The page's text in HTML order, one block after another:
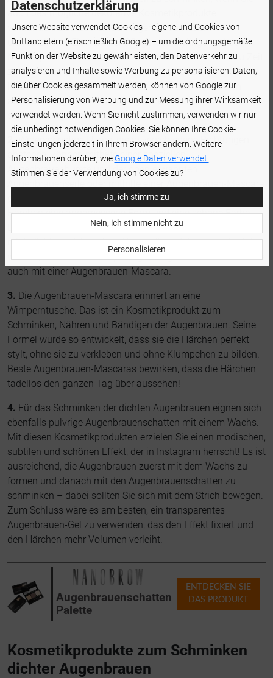
auch bestmögliche dekorative Kosmetikprodukte
verwenden. Das Zupfen der Augenbrauen ist ein
unersetzliches Element der Pflege, des Stylings und des
Make-ups. Es ist sinnvoll, eine Kosmetikerin von Zeit zu Zeit
zu besuchen und die Augenbrauen professionell formen zu
lassen. Im Alltag können Sie einzelne Härchen, die sich
außer der Augenbrauenbogengrenzen befinden,
selbstständig ausreißen.
2.Widerspenstige Haare, die in verschiedene Richtungen
abstehen, können mithilfe einer speziellen
Augenbrauenbürste und der oben erwähnten
gebändigt werden. Auf diese Art und Weise bekommen die
Härchen eine angemessene Form und eine schöne Farbe.
Die mit einer Augenbrauenseife bedeckten Härchen können
mit beliebigen dekorativen Kosmetikprodukten geschminkt
werden, d. h. sowohl mit pulvrigen Augenbrauenschatten als
auch mit einer Augenbrauen-Mascara.
3. Die Augenbrauen-Mascara erinnert an eine
Wimperntusche. Das ist ein Kosmetikprodukt zum
Schminken, Nähren und Bändigen der Augenbrauen. Seine
Formel wurde so entwickelt, dass sie die Härchen perfekt
stylt, ohne sie zu verkleben und ohne Klümpchen zu bilden.
Beste Augenbrauen-Mascaras bewirken, dass die Härchen
tadellos den ganzen Tag über aussehen!
4. Für das Schminken der dichten Augenbrauen eignen sich
ebenfalls pulvrige Augenbrauenschatten mit einem Wachs.
Mit diesen Kosmetikprodukten erzielen Sie einen modischen,
subtilen und schönen Effekt, der in Instagram herrscht! Es ist
ausreichend, die Augenbrauen zuerst mit dem Wachs zu
formen und danach mit den Augenbrauenschatten zu
schminken – dabei sollten Sie sich mit dem Strich bewegen.
Zum Schluss wäre es am besten, ein transparentes
Augenbrauen-Gel zu verwenden, das den Effekt fixiert und
den Härchen mehr Volumen verleiht.
Augenbrauenschatten
Palette
ENTDECKEN SIE
DAS PRODUKT
Kosmetikprodukte zum Schminken
dichter Augenbrauen
Datenschutzerklärung
Unsere Website verwendet Cookies – eigene und Cookies von
Drittanbietern (einschließlich Google) – um die ordnungsgemäße
Funktion der Website zu gewährleisten, den Datenverkehr zu
analysieren und Inhalte sowie Werbung zu personalisieren. Daten,
die über Cookies gesammelt werden, können von Google zur
Personalisierung von Werbung und zur Messung ihrer Wirksamkeit
verwendet werden. Wenn Sie nicht zustimmen, verwenden wir nur
die unbedingt notwendigen Cookies. Sie können Ihre Cookie-
Einstellungen jederzeit in Ihrem Browser ändern. Weitere
Informationen darüber, wie Google Daten verwendet.
Stimmen Sie der Verwendung von Cookies zu?
Ja, ich stimme zu
Nein, ich stimme nicht zu
Personalisieren